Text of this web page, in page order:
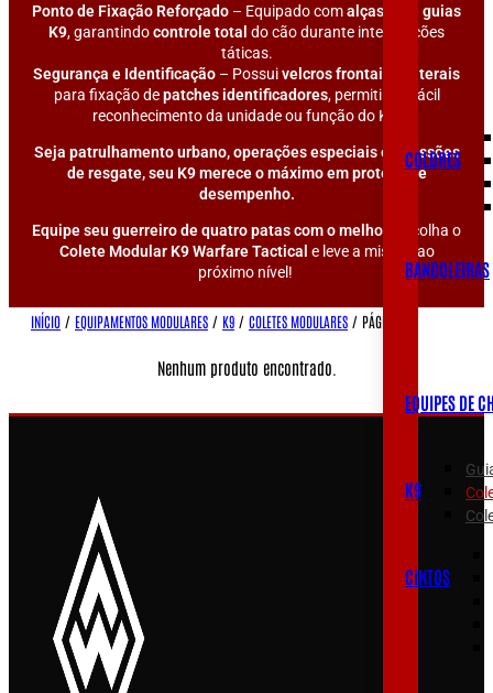
COLDRES
BANDOLEIRAS
EQUIPES DE
K9
CINTOS
Ponto de Fixação Reforçado – Equipado comalças para guias
K9, garantindocontrole total do cão durante intervenções
táticas.
Segurança e Identificação – Possuivelcros frontais e laterais
para fixação depatches identificadores, permitindo fácil
reconhecimento da unidade ou função do K9.
Seja patrulhamento urbano, operações especiais ou missões
de resgate, seu K9 merece o máximo em proteção e
desempenho.
Equipe seu guerreiro de quatro patas com o melhor.
Escolha o
Colete Modular K9 Warfare Tactical e leve a missão ao
próximo nível!
INÍCIO / EQUIPAMENTOS MODULARES / K9 / COLETES MODULARES / PÁGINA 1
Nenhum produto encontrado.